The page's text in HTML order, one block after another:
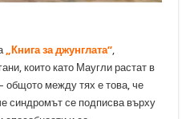
„Книга за джунглата“,
които като Маугли растат в
общото между тях е това, че
синдромът се подписва върху